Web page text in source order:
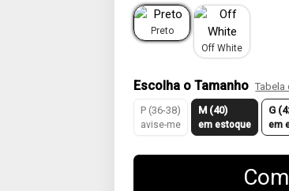
Preto
Off White
Escolha o Tamanho Tabela
P (36-38)
avise-me
M (40)
em estoque
G
em